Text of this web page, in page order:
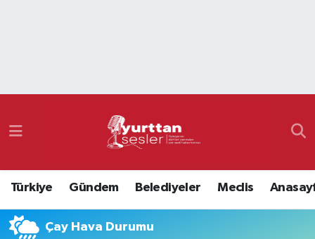
Türkiye Gündem Belediyeler Meclis
Çay Hava Durumu
Namaz Vakitleri
Süper Lig Puan Durumu ve Fikstür
Tüm Manşetler